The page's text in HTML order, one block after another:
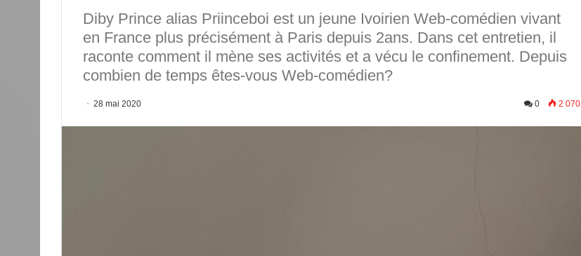
Diby Prince alias Priinceboi est un jeune Ivoirien Web-comédien vivant
en France plus précisément à Paris depuis 2ans. Dans cet entretien, il
raconte comment il mène ses activités et a vécu le confinement. Depuis
combien de temps êtes-vous Web-comédien?
28 mai 2020 0 2 070